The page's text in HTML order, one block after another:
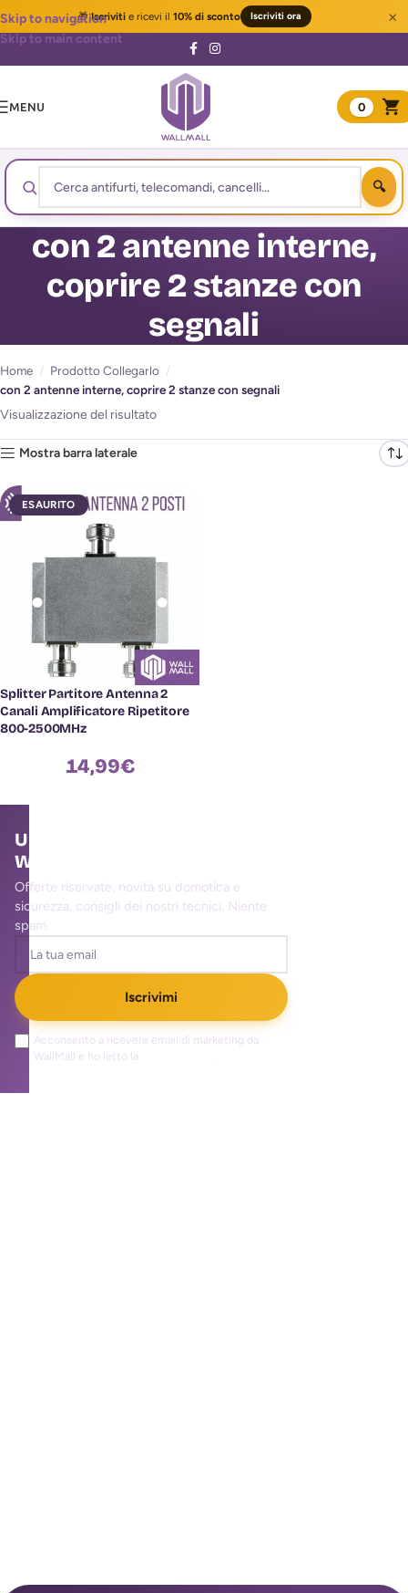
🎁Iscrivitie ricevi il 10% di sconto Iscriviti ora ×
Skip to navigation
Skip to main content
MENU 0
con 2 antenne interne,
coprire 2 stanze con
segnali
Home / Prodotto Collegarlo /
con 2 antenne interne, coprire 2 stanze con segnali
Visualizzazione del risultato
Mostra barra laterale
ESAURITO
Splitter Partitore Antenna 2
Canali Amplificatore Ripetitore
800-2500MHz
14,99€
Unisciti alla community
WallMall
Offerte riservate, novità su domotica e
sicurezza, consigli dei nostri tecnici. Niente
spam.
Iscrivimi
Acconsento a ricevere email di marketing da
WallMall e ho letto la
.